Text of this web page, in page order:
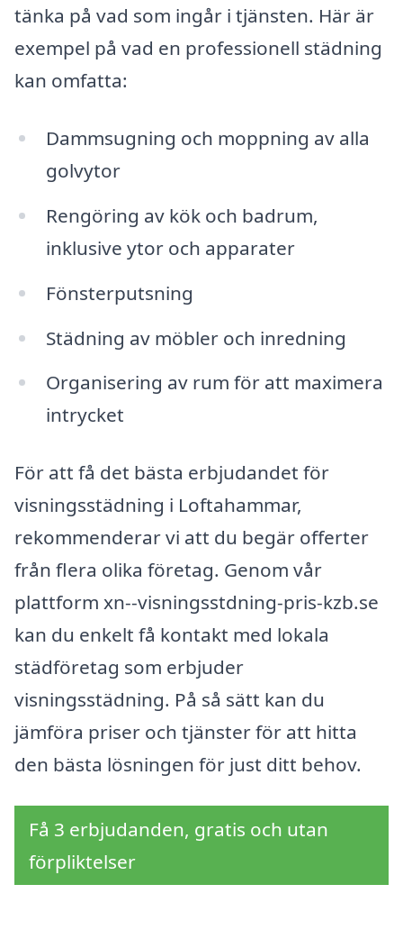
tänka på vad som ingår i tjänsten. Här är
exempel på vad en professionell städning
kan omfatta:
Dammsugning och moppning av alla
golvytor
Rengöring av kök och badrum,
inklusive ytor och apparater
Fönsterputsning
Städning av möbler och inredning
Organisering av rum för att maximera
intrycket
För att få det bästa erbjudandet för
visningsstädning i Loftahammar,
rekommenderar vi att du begär offerter
från flera olika företag. Genom vår
plattform xn--visningsstdning-pris-kzb.se
kan du enkelt få kontakt med lokala
städföretag som erbjuder
visningsstädning. På så sätt kan du
jämföra priser och tjänster för att hitta
den bästa lösningen för just ditt behov.
Få 3 erbjudanden, gratis och utan
förpliktelser